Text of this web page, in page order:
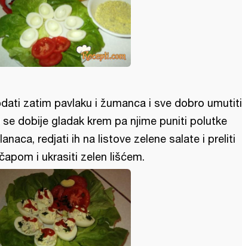
zatim pavlaku i žumanca i sve dobro umutiti
se dobije gladak krem pa njime puniti polutke
redjati ih na listove zelene salate i preliti
i ukrasiti zelen lišćem.